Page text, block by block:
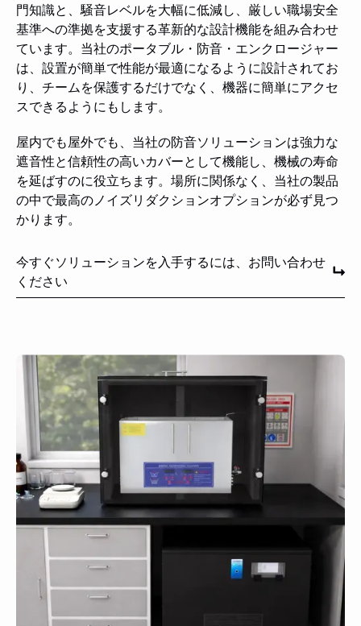
門知識と、騒音レベルを大幅に低減し、厳しい職場安全
基準への準拠を支援する革新的な設計機能を組み合わせ
ています。当社のポータブル・防音・エンクロージャー
は、設置が簡単で性能が最適になるように設計されてお
り、チームを保護するだけでなく、機器に簡単にアクセ
スできるようにもします。
屋内でも屋外でも、当社の防音ソリューションは強力な
遮音性と信頼性の高いカバーとして機能し、機械の寿命
を延ばすのに役立ちます。場所に関係なく、当社の製品
の中で最高のノイズリダクションオプションが必ず見つ
かります。
今すぐソリューションを入手するには、お問い合わせ
ください
今すぐソリューションを入手するには、お問い合わせくだ